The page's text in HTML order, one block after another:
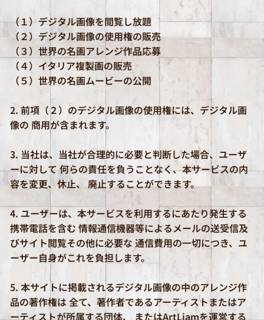
（１）デジタル画像を閲覧し放題
（２）デジタル画像の使用権の販売
（３）世界の名画アレンジ作品応募
（４）イタリア複製画の販売
​（５）世界の名画ムービーの公開
2. 前項（２）のデジタル画像の使用権には、デジタル画
像の 商用が含まれます。
3. 当社は、当社が合理的に必要と判断した場合、ユーザ
ーに対して 何らの責任を負うことなく、本サービスの内
容を変更、休止、 廃止することができます。
4. ユーザーは、本サービスを利用するにあたり発生する
携帯電話を含む 情報通信機器等によるメールの送受信及
びサイト閲覧その他に必要な 通信費用の一切につき、ユ
ーザー自身がこれを負担します。
5. 本サイトに掲載されるデジタル画像の中のアレンジ作
品の著作権は 全て、著作者であるアーティストまたはア
ーティストが所属する団体、 またはArtLiamを運営する